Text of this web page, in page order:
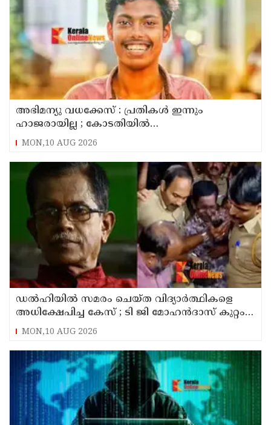
അഭിമന്യു വധക്കേസ് : പ്രതികൾ ഇന്നും
ഹാജരായില്ല ; കോടതിയിൽ
മാധ്യമപ്രവർത്തകരുള്ളതിനാൽ ഹാജരാകാൻ
MON,10 AUG 2026
ഡൽഹിയിൽ സമരം ചെയ്ത വിദ്യാർത്ഥികളെ
അധിക്ഷേപിച്ച കേസ് ; ടി ജി മോഹൻദാസ് കുറ്റം
സമ്മതിച്ചു
MON,10 AUG 2026